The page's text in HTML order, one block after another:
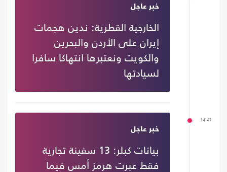
خبر عاجل
الخارجية القطرية: ندين هجمات
إيران على الأردن والبحرين
والكويت ونعتبرها انتهاكا سافرا
لسيادتها
13:21
خبر عاجل
بيانات كبلر: 13 سفينة تجارية
فقط عبرت هرمز أمس فيما